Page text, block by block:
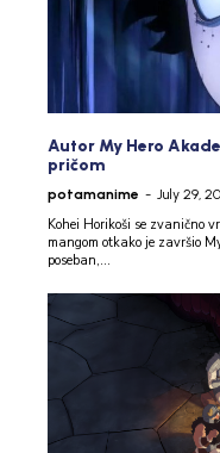
Autor My Hero
pričom
potamanime - July 29,
Kohei Horikoši se zvanično
mangom otkako je završio
poseban,...